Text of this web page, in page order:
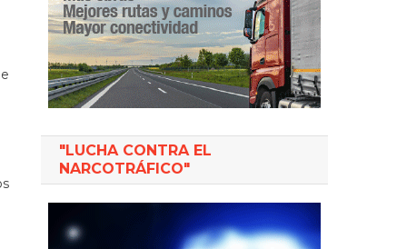
"LUCHA CONTRA EL
NARCOTRÁFICO"